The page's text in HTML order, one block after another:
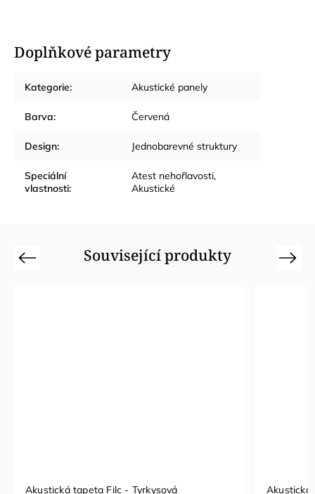
Doplňkové parametry
Kategorie: Akustické panely
Barva: Červená
Design: Jednobarevné struktury
Speciální
vlastnosti:
Atest nehořlavosti,
Akustické
Související produkty
Previous
Akustická tapeta Filc - Tyrkysová Akustická
Next